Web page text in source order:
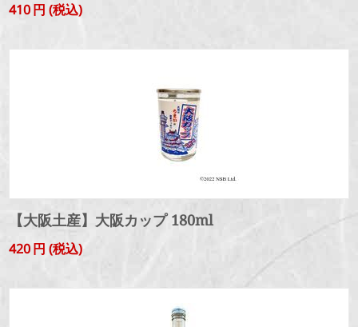
410円 (税込)
【大阪土産】大阪カップ 180ml
420円 (税込)